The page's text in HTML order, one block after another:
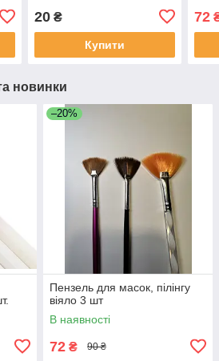
20₴
Купити
72
новинки
–20%
Пензель для масок, пілінгу
віяло 3 шт
В наявності
72 ₴ 90 ₴